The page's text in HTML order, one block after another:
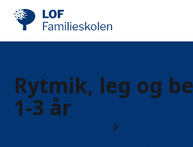
Rytmik, leg og
1-3 år